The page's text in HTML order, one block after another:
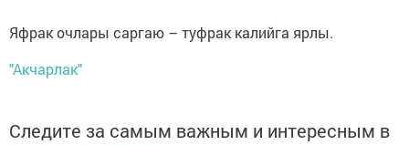
Яфрак очлары саргаю – туфрак калийга ярлы.
"Акчарлак"
Следите за самым важным и интересным в